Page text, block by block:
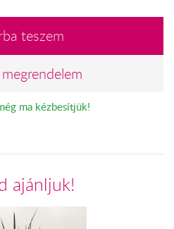
teszem
ma kézbesítjük!
ajánljuk!